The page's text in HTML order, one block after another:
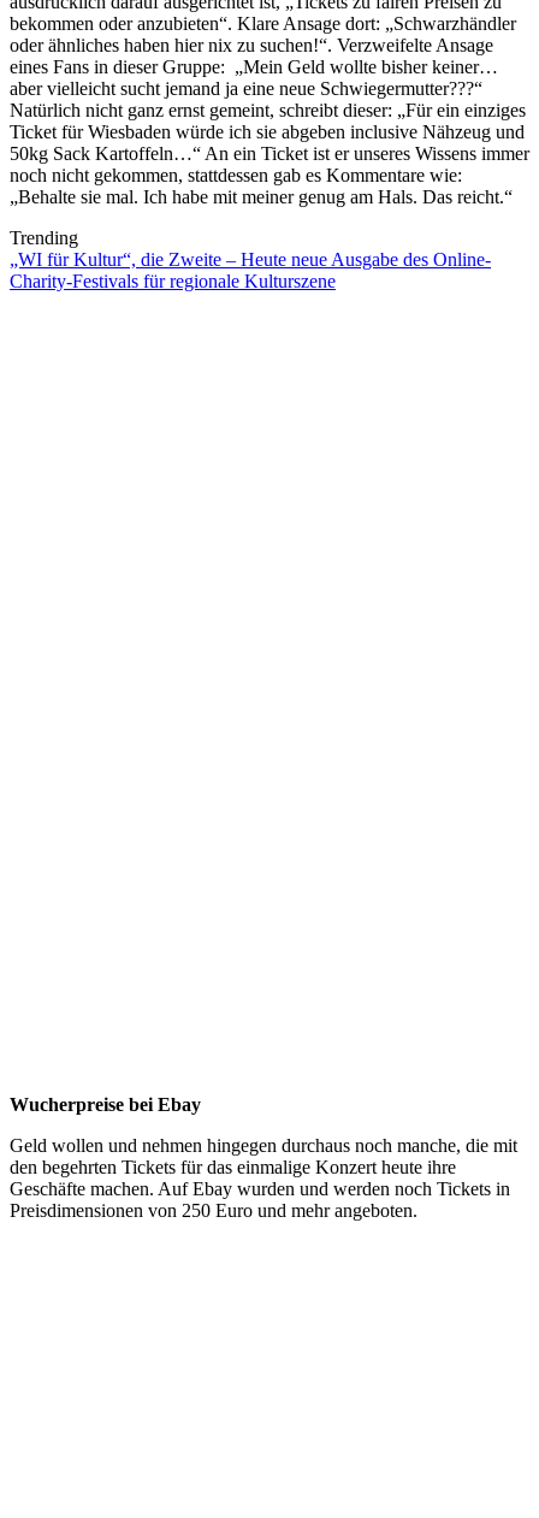
bekommen oder anzubieten“. Klare Ansage dort: „Schwarzhändler
oder ähnliches haben hier nix zu suchen!“. Verzweifelte Ansage
eines Fans in dieser Gruppe: „Mein Geld wollte bisher keiner…
aber vielleicht sucht jemand ja eine neue Schwiegermutter???“
Natürlich nicht ganz ernst gemeint, schreibt dieser: „Für ein einziges
Ticket für Wiesbaden würde ich sie abgeben inclusive Nähzeug und
50kg Sack Kartoffeln…“ An ein Ticket ist er unseres Wissens immer
noch nicht gekommen, stattdessen gab es Kommentare wie:
„Behalte sie mal. Ich habe mit meiner genug am Hals. Das reicht.“
Trending
„WI für Kultur“, die Zweite – Heute neue Ausgabe des Online-
Charity-Festivals für regionale Kulturszene
Wucherpreise bei Ebay
Geld wollen und nehmen hingegen durchaus noch manche, die mit
den begehrten Tickets für das einmalige Konzert heute ihre
Geschäfte machen. Auf Ebay wurden und werden noch Tickets in
Preisdimensionen von 250 Euro und mehr angeboten.